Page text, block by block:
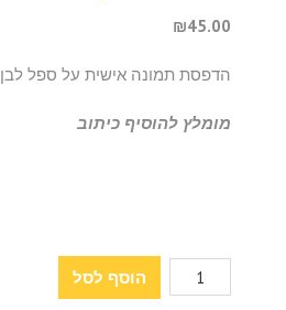
₪45.00
הדפסת תמונה אישית על ספל לבן
מומלץ להוסיף כיתוב
כמות
של
הוסף לסל